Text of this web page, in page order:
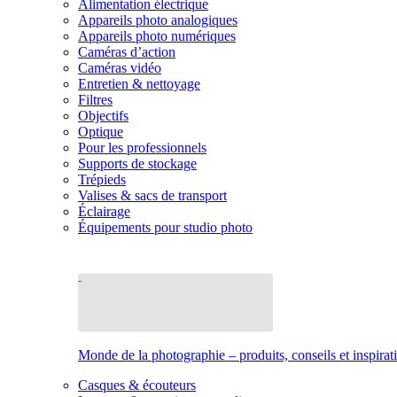
Alimentation électrique
Appareils photo analogiques
Appareils photo numériques
Caméras d’action
Caméras vidéo
Entretien & nettoyage
Filtres
Objectifs
Optique
Pour les professionnels
Supports de stockage
Trépieds
Valises & sacs de transport
Éclairage
Équipements pour studio photo
Monde de la photographie – produits, conseils et
Casques & écouteurs